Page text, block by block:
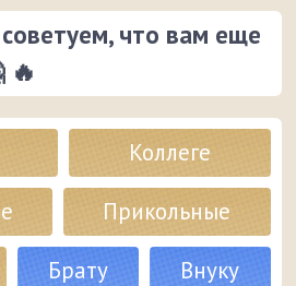
что вам еще
🔥
Коллеге
Прикольные
Брату
Внуку